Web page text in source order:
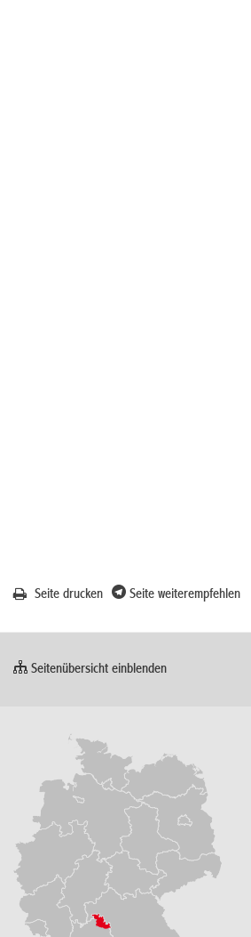
Seite drucken Seite weiterempfehlen
Seitenübersicht einblenden